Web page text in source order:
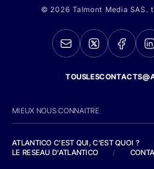
© 2026 Talmont Media SAS.
MIEUX NOUS CONNAITRE
ATLANTICO C'EST QUI, C'EST QUOI ?
LE RESEAU D'ATLANTICO
/